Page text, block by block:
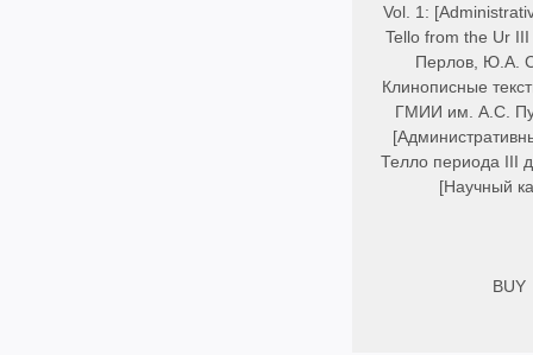
Vol. 1:
Tello from the Ur
Перлов, Ю.А.
Клинописные
ГМИИ им. А.С.
Телло периода III
[Научный
BUY